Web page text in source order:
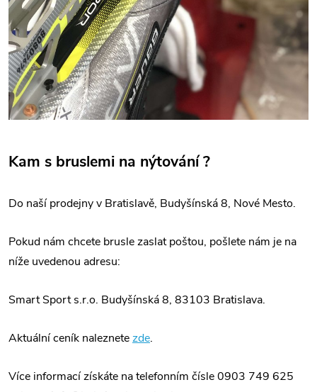
Kam s bruslemi na nýtování ?
Do naší prodejny v Bratislavě, Budyšínská 8, Nové Mesto.
Pokud nám chcete brusle zaslat poštou, pošlete nám je na
níže uvedenou adresu:
Smart Sport s.r.o. Budyšínská 8, 83103 Bratislava.
Aktuální ceník naleznetezde.
Více informací získáte na telefonním čísle 0903 749 625